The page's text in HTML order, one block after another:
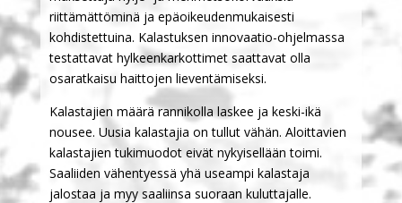
riittämättöminä ja epäoikeudenmukaisesti
kohdistettuina. Kalastuksen innovaatio-ohjelmassa
testattavat hylkeenkarkottimet saattavat olla
osaratkaisu haittojen lieventämiseksi.
Kalastajien määrä rannikolla laskee ja keski-ikä
nousee. Uusia kalastajia on tullut vähän. Aloittavien
kalastajien tukimuodot eivät nykyisellään toimi.
Saaliiden vähentyessä yhä useampi kalastaja
jalostaa ja myy saaliinsa suoraan kuluttajalle.